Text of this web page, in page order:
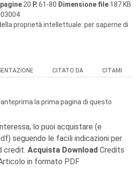
20 P. 61-80 Dimensione file 187 KB
della proprietà intellettuale: per saperne di
CITATO DA CITAMI
la prima pagina di questo
lo puoi acquistare (e
seguendo le facili indicazioni per
credit. Acquista Download Credits
in formato PDF